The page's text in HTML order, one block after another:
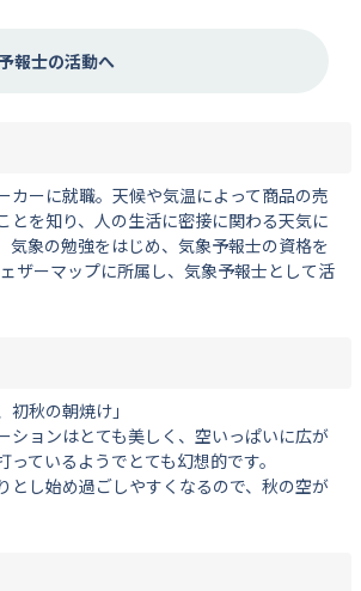
報士の活動へ
カーに就職。天候や気温によって商品の売
とを知り、人の生活に密接に関わる天気に
気象の勉強をはじめ、気象予報士の資格を
ザーマップに所属し、気象予報士として活
初秋の朝焼け」
ションはとても美しく、空いっぱいに広が
ているようでとても幻想的です。
とし始め過ごしやすくなるので、秋の空が